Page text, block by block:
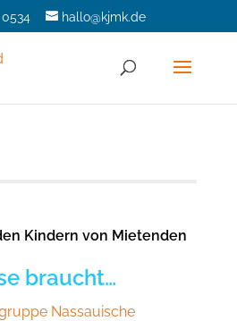
0534 hallo@kjmk.de
Kindern von Mietenden
braucht…
Nassauische